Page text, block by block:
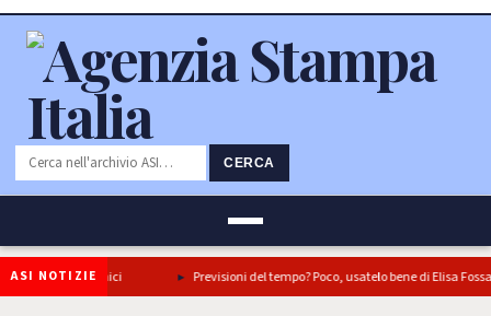
CERCA
ASI NOTIZIE
in tre piatti iconici Previsioni del tempo? Poco, usatelo bene di Elisa Fossati